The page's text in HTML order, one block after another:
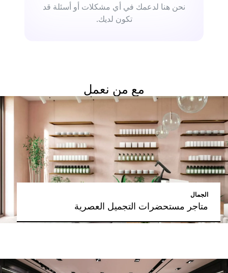
نحن هنا لدعمك في أي مشكلات أو أسئلة قد
تكون لديك.
مع من نعمل
الجمال
متاجر مستحضرات التجميل العصرية